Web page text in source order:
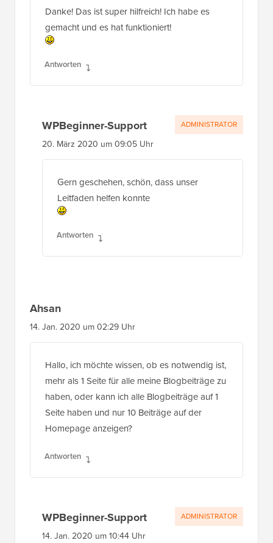
Danke! Das ist super hilfreich! Ich habe es
gemacht und es hat funktioniert!
Antworten
WPBeginner-Support
20. März 2020 um 09:05 Uhr
Gern geschehen, schön, dass unser
Leitfaden helfen konnte
Antworten
ADMINISTRATOR
Ahsan
14. Jan. 2020 um 02:29 Uhr
Hallo, ich möchte wissen, ob es notwendig ist,
mehr als 1 Seite für alle meine Blogbeiträge zu
haben, oder kann ich alle Blogbeiträge auf 1
Seite haben und nur 10 Beiträge auf der
Homepage anzeigen?
Antworten
WPBeginner-Support
14. Jan. 2020 um 10:44 Uhr
ADMINISTRATOR